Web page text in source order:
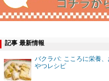
記事 最新情報
バクラバ: こころに栄養、
やつレシピ